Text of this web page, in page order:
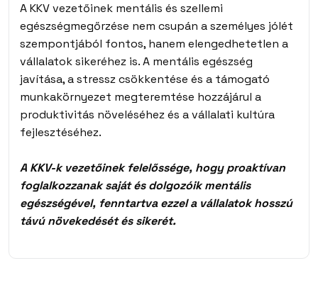
A KKV vezetőinek mentális és szellemi
egészségmegőrzése nem csupán a személyes jólét
szempontjából fontos, hanem elengedhetetlen a
vállalatok sikeréhez is. A mentális egészség
javítása, a stressz csökkentése és a támogató
munkakörnyezet megteremtése hozzájárul a
produktivitás növeléséhez és a vállalati kultúra
fejlesztéséhez.
A KKV-k vezetőinek felelőssége, hogy proaktívan
foglalkozzanak saját és dolgozóik mentális
egészségével, fenntartva ezzel a vállalatok hosszú
távú növekedését és sikerét.